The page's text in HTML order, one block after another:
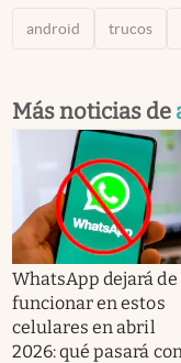
android trucos
Más noticias de
WhatsApp dejará de
funcionar en estos
celulares en abril
2026: qué pasará con